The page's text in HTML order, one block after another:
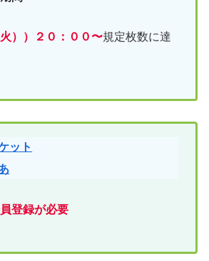
））２０：００〜規定枚数に達
ット
登録が必要